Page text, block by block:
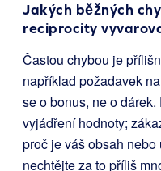
Jakých běžných
reciprocity
Častou chybou je
například požadavek
se o bonus, ne o
vyjádření hodnoty;
proč je váš obsah
nechtějte za to příliš